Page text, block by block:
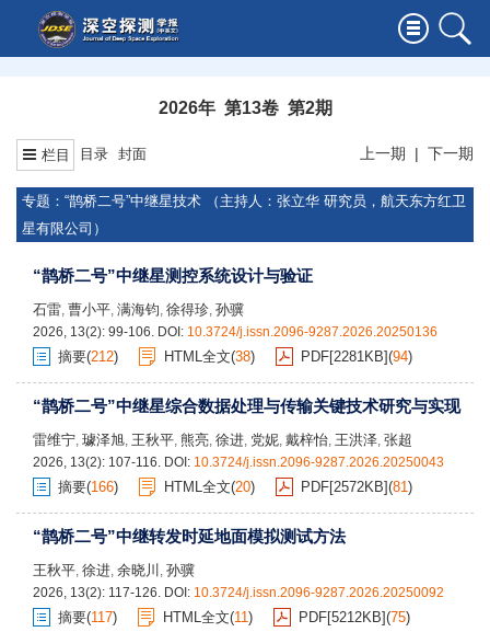
2026年 第13卷 第2期
栏目 目录 封面 上一期 | 下一期
专题：“鹊桥二号”中继星技术 （主持人：张立华 研究员，航天东方红卫
星有限公司）
“鹊桥二号”中继星测控系统设计与验证
石雷, 曹小平, 满海钧, 徐得珍, 孙骥
2026, 13(2): 99-106. DOI: 10.3724/j.issn.2096-9287.2026.20250136
摘要(212) HTML全文(38) PDF[2281KB](94)
“鹊桥二号”中继星综合数据处理与传输关键技术研究与实现
雷维宁, 璩泽旭, 王秋平, 熊亮, 徐进, 党妮, 戴梓怡, 王洪泽, 张超
2026, 13(2): 107-116. DOI: 10.3724/j.issn.2096-9287.2026.20250043
摘要(166) HTML全文(20) PDF[2572KB](81)
“鹊桥二号”中继转发时延地面模拟测试方法
王秋平, 徐进, 余晓川 , 孙骥
2026, 13(2): 117-126. DOI: 10.3724/j.issn.2096-9287.2026.20250092
摘要(117) HTML全文(11) PDF[5212KB](75)